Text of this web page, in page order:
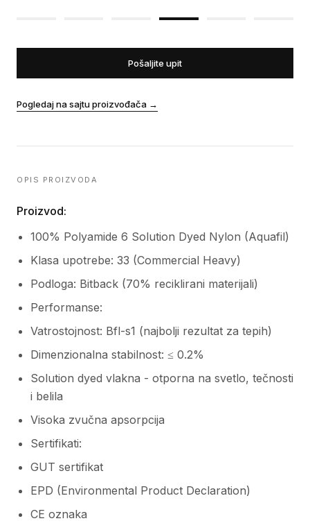
Pošaljite upit
Pogledaj na sajtu proizvođača →
OPIS PROIZVODA
Proizvod:
100% Polyamide 6 Solution Dyed Nylon (Aquafil)
Klasa upotrebe: 33 (Commercial Heavy)
Podloga: Bitback (70% reciklirani materijali)
Performanse:
Vatrostojnost: Bfl-s1 (najbolji rezultat za tepih)
Dimenzionalna stabilnost: ≤ 0.2%
Solution dyed vlakna - otporna na svetlo, tečnosti
i belila
Visoka zvučna apsorpcija
Sertifikati:
GUT sertifikat
EPD (Environmental Product Declaration)
CE oznaka